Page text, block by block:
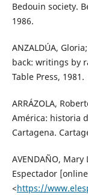
Bedouin society.
1986.
ANZALDÚA,
back: writings by
Table Press, 1981.
ARRÁZOLA,
América: historia
Cartagena.
AVENDAÑO,
Espectador
<https://